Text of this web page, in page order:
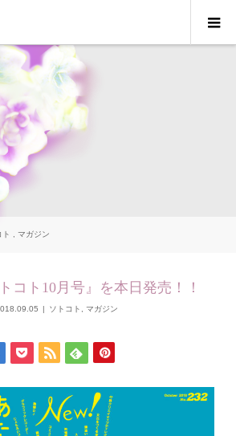
ト ,マガジン
コト10月号』を本日発売！！
ソトコト マガジン